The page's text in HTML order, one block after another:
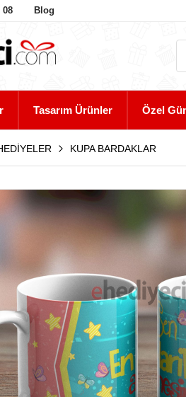
08 Blog
Tasarım Ürünler Özel
KUPA BARDAKLAR